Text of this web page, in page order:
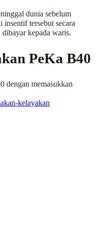
dunia sebelum
insentif tersebut secara
kepada waris.
PeKa B40
dengan memasukkan
kelayakan